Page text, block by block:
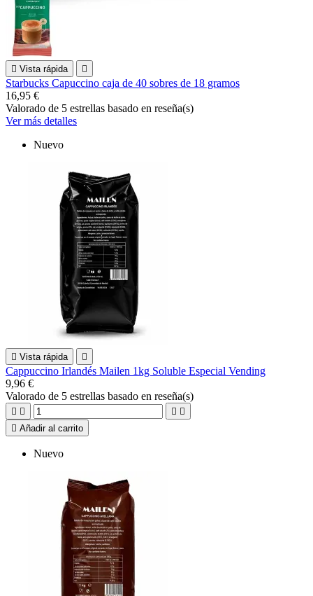
 Vista rápida 
Starbucks Capuccino caja de 40 sobres de 18 gramos
16,95 €
Valorado de 5 estrellas basado en reseña(s)
Ver más detalles
Nuevo
 Vista rápida 
Cappuccino Irlandés Mailen 1kg Soluble Especial Vending
9,96 €
Valorado de 5 estrellas basado en reseña(s)
   
 Añadir al carrito
Nuevo